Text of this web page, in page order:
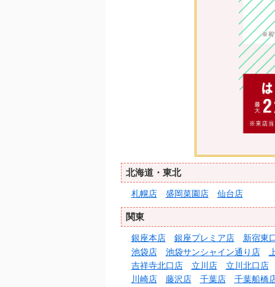
北海道・東北
札幌店 盛岡菜園店 仙台店
関東
銀座本店 銀座プレミア店
新宿東
池袋店
池袋サンシャイン通り店
吉祥寺北口店
立川店
立川北口店
川崎店
藤沢店 千葉店
千葉船橋